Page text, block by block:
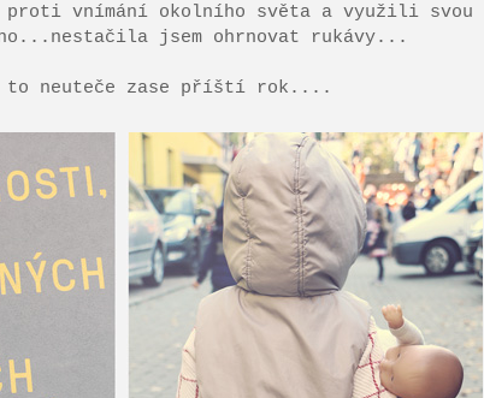
proti vnímání okolního světa a využili svou
jsem ohrnovat rukávy...
to neuteče zase příští rok....